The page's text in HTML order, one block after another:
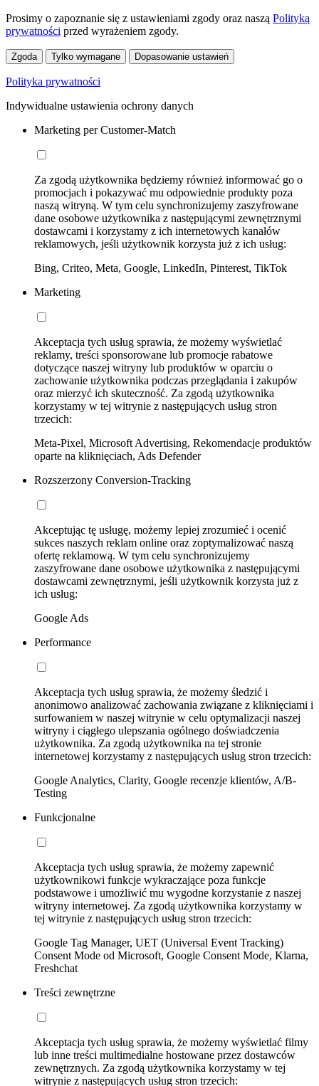
Prosimy o zapoznanie się z ustawieniami zgody oraz naszą Polityką
prywatności przed wyrażeniem zgody.
Zgoda Tylko wymagane Dopasowanie ustawień
Polityka prywatności
Indywidualne ustawienia ochrony danych
Marketing per Customer-Match
Za zgodą użytkownika będziemy również informować go o
promocjach i pokazywać mu odpowiednie produkty poza
naszą witryną. W tym celu synchronizujemy zaszyfrowane
dane osobowe użytkownika z następującymi zewnętrznymi
dostawcami i korzystamy z ich internetowych kanałów
reklamowych, jeśli użytkownik korzysta już z ich usług:
Bing, Criteo, Meta, Google, LinkedIn, Pinterest, TikTok
Marketing
Akceptacja tych usług sprawia, że możemy wyświetlać
reklamy, treści sponsorowane lub promocje rabatowe
dotyczące naszej witryny lub produktów w oparciu o
zachowanie użytkownika podczas przeglądania i zakupów
oraz mierzyć ich skuteczność. Za zgodą użytkownika
korzystamy w tej witrynie z następujących usług stron
trzecich:
Meta-Pixel, Microsoft Advertising, Rekomendacje produktów
oparte na kliknięciach, Ads Defender
Rozszerzony Conversion-Tracking
Akceptując tę usługę, możemy lepiej zrozumieć i ocenić
sukces naszych reklam online oraz zoptymalizować naszą
ofertę reklamową. W tym celu synchronizujemy
zaszyfrowane dane osobowe użytkownika z następującymi
dostawcami zewnętrznymi, jeśli użytkownik korzysta już z
ich usług:
Google Ads
Performance
Akceptacja tych usług sprawia, że możemy śledzić i
anonimowo analizować zachowania związane z kliknięciami i
surfowaniem w naszej witrynie w celu optymalizacji naszej
witryny i ciągłego ulepszania ogólnego doświadczenia
użytkownika. Za zgodą użytkownika na tej stronie
internetowej korzystamy z następujących usług stron trzecich:
Google Analytics, Clarity, Google recenzje klientów, A/B-
Testing
Funkcjonalne
Akceptacja tych usług sprawia, że możemy zapewnić
użytkownikowi funkcje wykraczające poza funkcje
podstawowe i umożliwić mu wygodne korzystanie z naszej
witryny internetowej. Za zgodą użytkownika korzystamy w
tej witrynie z następujących usług stron trzecich:
Google Tag Manager, UET (Universal Event Tracking)
Consent Mode od Microsoft, Google Consent Mode, Klarna,
Freshchat
Treści zewnętrzne
Akceptacja tych usług sprawia, że możemy wyświetlać filmy
lub inne treści multimedialne hostowane przez dostawców
zewnętrznych. Za zgodą użytkownika korzystamy w tej
witrynie z następujących usług stron trzecich: